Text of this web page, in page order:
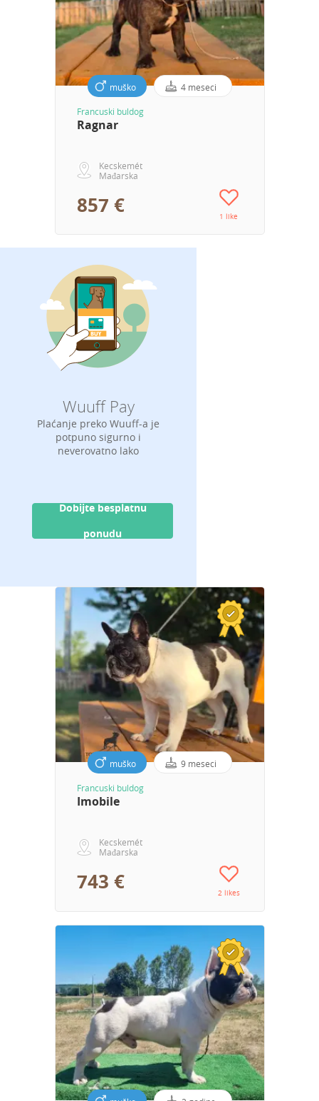
muško 4 meseci
Francuski buldog
Ragnar
Kecskemét
Mađarska
857 € 1 like
Wuuff Pay
Plaćanje preko Wuuff-a je
potpuno sigurno i
neverovatno lako
Dobijte besplatnu
ponudu
muško 9 meseci
Francuski buldog
Imobile
Kecskemét
Mađarska
743 € 2 likes